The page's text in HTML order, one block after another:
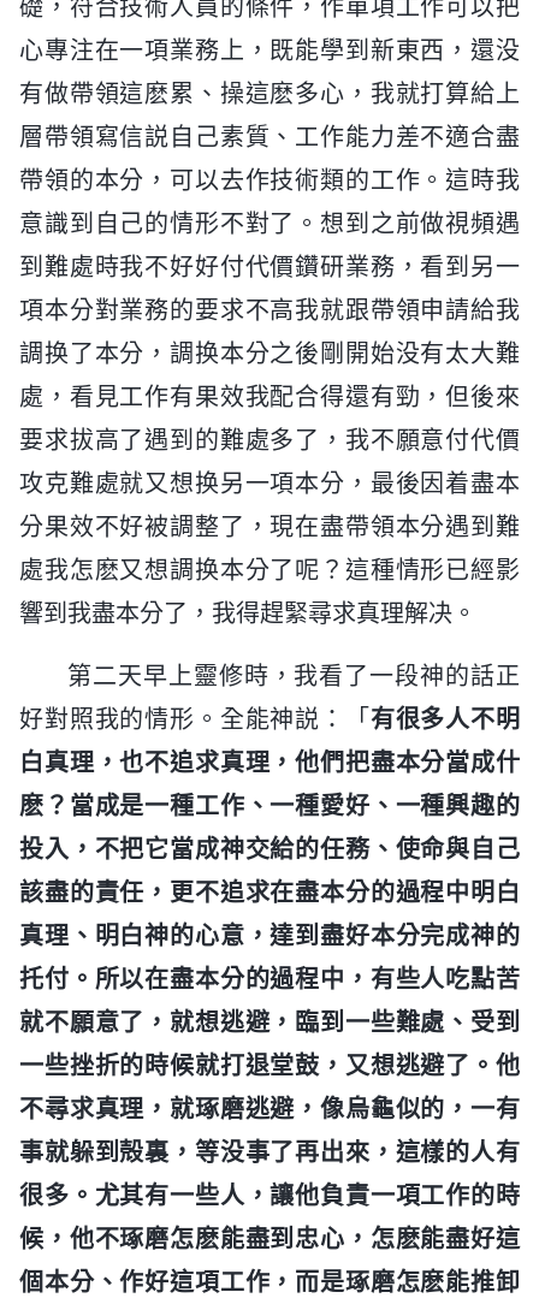
礎，符合技術人員的條件，作單項工作可以把
心專注在一項業務上，既能學到新東西，還没
有做帶領這麽累、操這麽多心，我就打算給上
層帶領寫信説自己素質、工作能力差不適合盡
帶領的本分，可以去作技術類的工作。這時我
意識到自己的情形不對了。想到之前做視頻遇
到難處時我不好好付代價鑽研業務，看到另一
項本分對業務的要求不高我就跟帶領申請給我
調换了本分，調换本分之後剛開始没有太大難
處，看見工作有果效我配合得還有勁，但後來
要求拔高了遇到的難處多了，我不願意付代價
攻克難處就又想换另一項本分，最後因着盡本
分果效不好被調整了，現在盡帶領本分遇到難
處我怎麽又想調换本分了呢？這種情形已經影
響到我盡本分了，我得趕緊尋求真理解决。
第二天早上靈修時，我看了一段神的話正
好對照我的情形。全能神説：「 有很多人不明
白真理，也不追求真理，他們把盡本分當成什
麽？當成是一種工作、一種愛好、一種興趣的
投入，不把它當成神交給的任務、使命與自己
該盡的責任，更不追求在盡本分的過程中明白
真理、明白神的心意，達到盡好本分完成神的
托付。所以在盡本分的過程中，有些人吃點苦
就不願意了，就想逃避，臨到一些難處、受到
一些挫折的時候就打退堂鼓，又想逃避了。他
不尋求真理，就琢磨逃避，像烏龜似的，一有
事就躲到殻裏，等没事了再出來，這樣的人有
很多。尤其有一些人，讓他負責一項工作的時
候，他不琢磨怎麽能盡到忠心，怎麽能盡好這
個本分、作好這項工作，而是琢磨怎麽能推卸